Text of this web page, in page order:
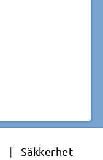
|
Säkkerhet